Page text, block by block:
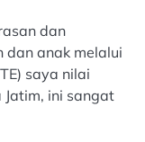
dan
dan anak melalui
saya nilai
ini sangat